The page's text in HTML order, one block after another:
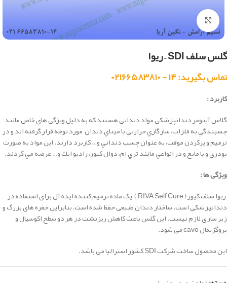
بزرگنمایی تصویر
گلس سلف SDI – ریوا
تماس بگیرید: ۱۴ - ۰۲۱۶۶۵۸۳۸۱۰
کاربرد :
گلاس آينومر دندانپزشكي مواد دنداني هستند كه به دليل وي‍‍ژگي هاي خاص مانند
چسبندگي به فلزات، سازگاري حرارتي با ميناي دندان مورد توجه قرار گرفته اند و در
ترميم و پركردن موقت، به عنوان چسب دنداني و… كاربرد دارند. اين مواد به صورت
پودري و يا مايع و در انواعي مانند تري ام، دوال كيور، راديو ايك و… عرضه مي گردند.
ویژگی ها :
ریوا سلف کیور ( RIVA Self Cure )
یک ماده ترمیم کننده ایده آل برای استفاده در
دندانپزشکی است. ساختار دندان طبیعی حفظ شده است، بنابراین حفره های بزرگ و
زیر سازی لازم نیست. این گلس باعث کاهش ریزنشت در هر دو سطح اکوسیال و
پروگزیمال cavo می شود.
این محصول ساخت شرکت SDI کشور استرالیا می باشد.